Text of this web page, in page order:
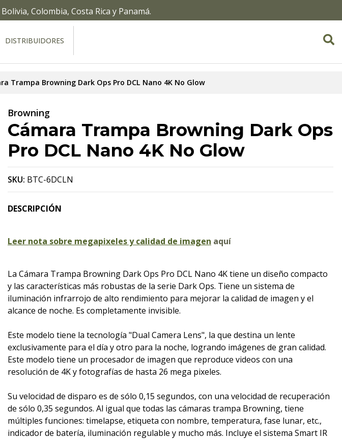
DISTRIBUIDORES
Colombia, Costa Rica y Panamá.
Trampa Browning Dark Ops Pro DCL Nano 4K No Glow
Browning
Cámara Trampa Browning Dark Ops
Pro DCL Nano 4K No Glow
SKU: BTC-6DCLN
DESCRIPCIÓN
Leer nota sobre megapixeles y calidad de imagen aquí
La Cámara Trampa Browning Dark Ops Pro DCL Nano 4K tiene un diseño compacto
y las características más robustas de la serie Dark Ops. Tiene un sistema de
iluminación infrarrojo de alto rendimiento para mejorar la calidad de imagen y el
alcance de noche. Es completamente invisible.
Este modelo tiene la tecnología "Dual Camera Lens", la que destina un lente
exclusivamente para el día y otro para la noche, logrando imágenes de gran calidad.
Este modelo tiene un procesador de imagen que reproduce videos con una
resolución de 4K y fotografías de hasta 26 mega pixeles.
Su velocidad de disparo es de sólo 0,15 segundos, con una velocidad de recuperación
de sólo 0,35 segundos. Al igual que todas las cámaras trampa Browning, tiene
múltiples funciones: timelapse, etiqueta con nombre, temperatura, fase lunar, etc.,
indicador de batería, iluminación regulable y mucho más. Incluye el sistema Smart IR